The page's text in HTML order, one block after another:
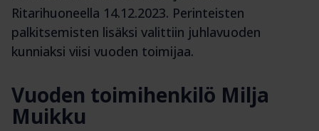
Ritarihuoneella 14.12.2023. Perinteisten
palkitsemisten lisäksi valittiin juhlavuoden
kunniaksi viisi vuoden toimijaa.
Vuoden toimihenkilö Milja
Muikku